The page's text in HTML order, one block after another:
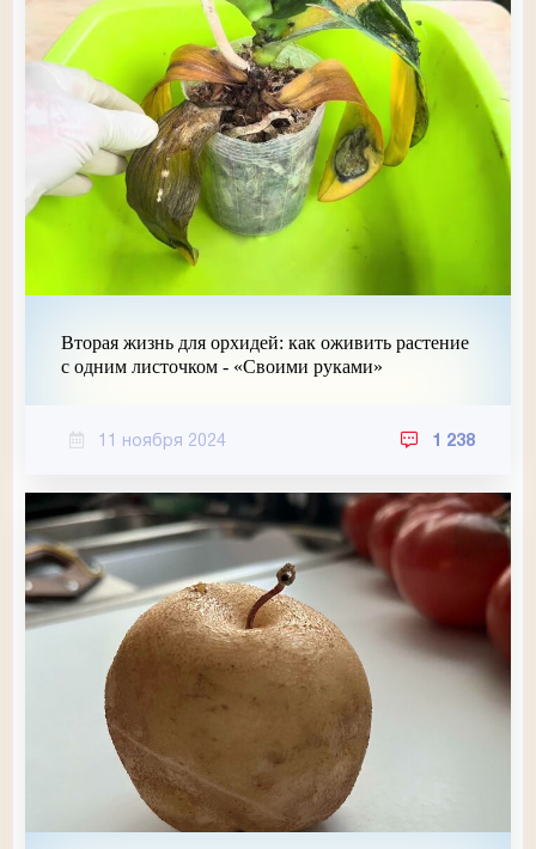
Вторая жизнь для орхидей: как оживить растение
с одним листочком - «Своими руками»
11 ноября 2024 1 238